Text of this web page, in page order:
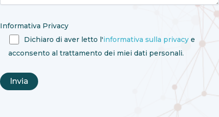
Informativa Privacy
Dichiaro di aver letto l'informativa sulla privacye
acconsento al trattamento dei miei dati personali.